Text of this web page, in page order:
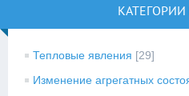
Тепловые явления [29]
Изменение агрегатных